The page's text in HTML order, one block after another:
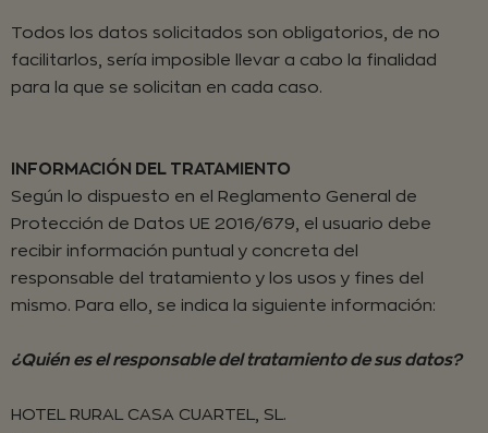
Todos los datos solicitados son obligatorios, de no
facilitarlos, sería imposible llevar a cabo la finalidad
para la que se solicitan en cada caso.
INFORMACIÓN DEL TRATAMIENTO
Según lo dispuesto en el Reglamento General de
Protección de Datos UE 2016/679, el usuario debe
recibir información puntual y concreta del
responsable del tratamiento y los usos y fines del
mismo. Para ello, se indica la siguiente información:
¿Quién es el responsable del tratamiento de sus datos?
HOTEL RURAL CASA CUARTEL, SL.